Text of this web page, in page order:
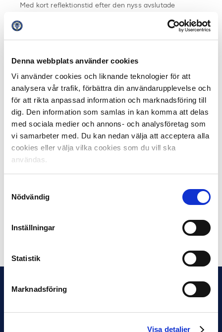
Denna webbplats använder cookies
Vi använder cookies och liknande teknologier för att
analysera vår trafik, förbättra din användarupplevelse och
för att rikta anpassad information och marknadsföring till
dig. Den information som samlas in kan komma att delas
med sociala medier och annons- och analysföretag som
vi samarbeter med. Du kan nedan välja att acceptera alla
cookies eller välja vilka cookies som du vill ska
användas.
Nödvändig
Inställningar
Statistik
Marknadsföring
Visa detaljer
Med kort reflektionstid efter den nyss avslutade
sig från Allsvenskan Fantasy 2018 som han kan ta med
in i 2019.
– Att utnyttja spelare som till exempel wingbacks som
spelar längre upp i banan än vad de gör på pappret,
samt att hålla fast vid taktiken att inte ta drastiska
beslut kring byten utan tänka långsiktigt.
Simon Erikssons seger i Allsvenskan Fantasy inbringar
VIP-paket för valfri match i Allsvenskan – inklusive
övernattning, säsongskort till favoritlaget, en signerad
matchtröja från AIK, FIFA 19 samt den officiella
matchbollen i Allsvenskan från Select.
Dessutom från oss på Allsvenskan Fantasy: stort
Dela på Twitter